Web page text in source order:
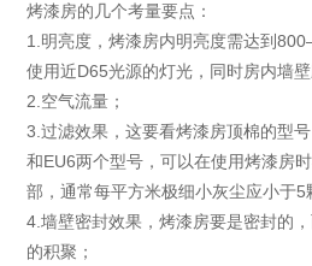
烤漆房的几个考量要点：
1.明亮度，烤漆房内明亮度需达到
使用近D65光源的灯光，同时房内墙壁
2.空气流量；
3.过滤效果，这要看烤漆房顶棉的型
和EU6两个型号，可以在使用烤漆房
部，通常每平方米极细小灰尘应小于5
4.墙壁密封效果，烤漆房要是密封的
的积聚；